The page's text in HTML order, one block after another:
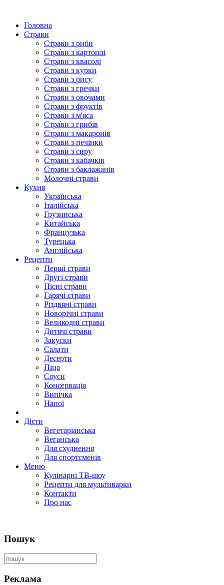
Головна
Страви
Страви з риби
Страви з картоплі
Страви з квасолі
Страви з курки
Страви з рису
Страви з гречки
Страви з овочами
Страви з фруктів
Страви з м'яса
Страви з грибів
Страви з макаронів
Страви з печінки
Страви з сиру
Страви з кабачків
Страви з баклажанів
Молочні страви
Кухня
Українська
Італійська
Грузинська
Китайська
Французька
Турецька
Англійська
Рецепти
Перші страви
Другі страви
Пісні страви
Гарячі страви
Різдвяні страви
Новорічні страви
Великодні страви
Дитячі страви
Закуски
Салати
Десерти
Піца
Соуси
Консервація
Випічка
Напої
Дієти
Вегетаріанська
Веганська
Для схуднення
Для спортсменів
Меню
Кулінарні ТВ-шоу
Рецепти для мультиварки
Контакти
Про нас
Пошук
Реклама